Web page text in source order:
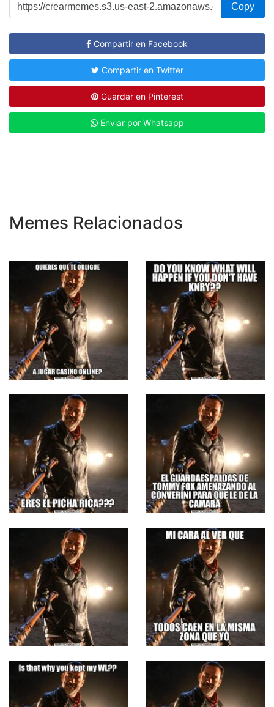
Copy
Compartir en Facebook
Compartir en Twitter
Guardar en Pinterest
Enviar por Whatsapp
Memes Relacionados